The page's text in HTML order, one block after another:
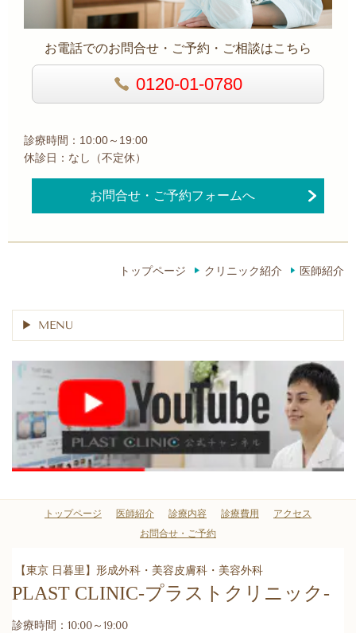
お電話でのお問合せ・ご予約・ご相談はこちら
0120-01-0780
診療時間：10:00～19:00
休診日：なし（不定休）
お問合せ・ご予約フォームへ
トップページ クリニック紹介 医師紹介
MENU
トップページ 医師紹介 診療内容 診療費用
アクセス
お問合せ・ご予約
【東京 日暮里】形成外科・美容皮膚科・美容外科
PLAST CLINIC-プラストクリニック-
診療時間：10:00～19:00